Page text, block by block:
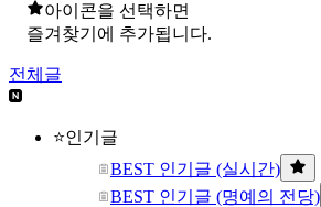
아이콘을 선택하면
즐겨찾기에 추가됩니다.
전체글
⭐인기글
BEST 인기글 (실시간)
BEST 인기글 (명예의 전당)